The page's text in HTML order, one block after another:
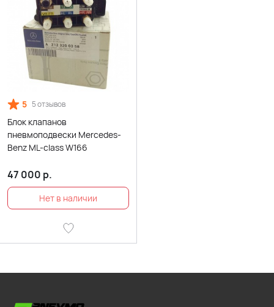
5 5 отзывов
Блок клапанов
пневмоподвески Mercedes-
Benz ML-class W166
47 000 р.